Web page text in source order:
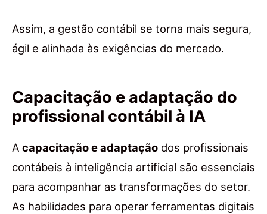
Assim, a gestão contábil se torna mais segura,
ágil e alinhada às exigências do mercado.
Capacitação e adaptação do
profissional contábil à IA
A capacitação e adaptação dos profissionais
contábeis à inteligência artificial são essenciais
para acompanhar as transformações do setor.
As habilidades para operar ferramentas digitais